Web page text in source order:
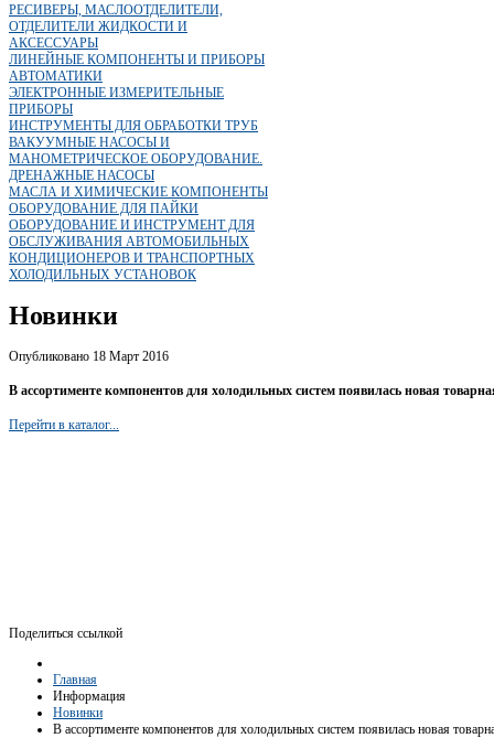
РЕСИВЕРЫ, МАСЛООТДЕЛИТЕЛИ,
ОТДЕЛИТЕЛИ ЖИДКОСТИ И
АКСЕССУАРЫ
ЛИНЕЙНЫЕ КОМПОНЕНТЫ И ПРИБОРЫ
АВТОМАТИКИ
ЭЛЕКТРОННЫЕ ИЗМЕРИТЕЛЬНЫЕ
ПРИБОРЫ
ИНСТРУМЕНТЫ ДЛЯ ОБРАБОТКИ ТРУБ
ВАКУУМНЫЕ НАСОСЫ И
МАНОМЕТРИЧЕСКОЕ ОБОРУДОВАНИЕ.
ДРЕНАЖНЫЕ НАСОСЫ
МАСЛА И ХИМИЧЕСКИЕ КОМПОНЕНТЫ
ОБОРУДОВАНИЕ ДЛЯ ПАЙКИ
ОБОРУДОВАНИЕ И ИНСТРУМЕНТ ДЛЯ
ОБСЛУЖИВАНИЯ АВТОМОБИЛЬНЫХ
КОНДИЦИОНЕРОВ И ТРАНСПОРТНЫХ
ХОЛОДИЛЬНЫХ УСТАНОВОК
Новинки
Опубликовано 18 Март 2016
В ассортименте компонентов для холодильных систем появилась новая
Перейти в каталог...
Поделиться ссылкой
Главная
Информация
Новинки
В ассортименте компонентов для холодильных систем появилась новая